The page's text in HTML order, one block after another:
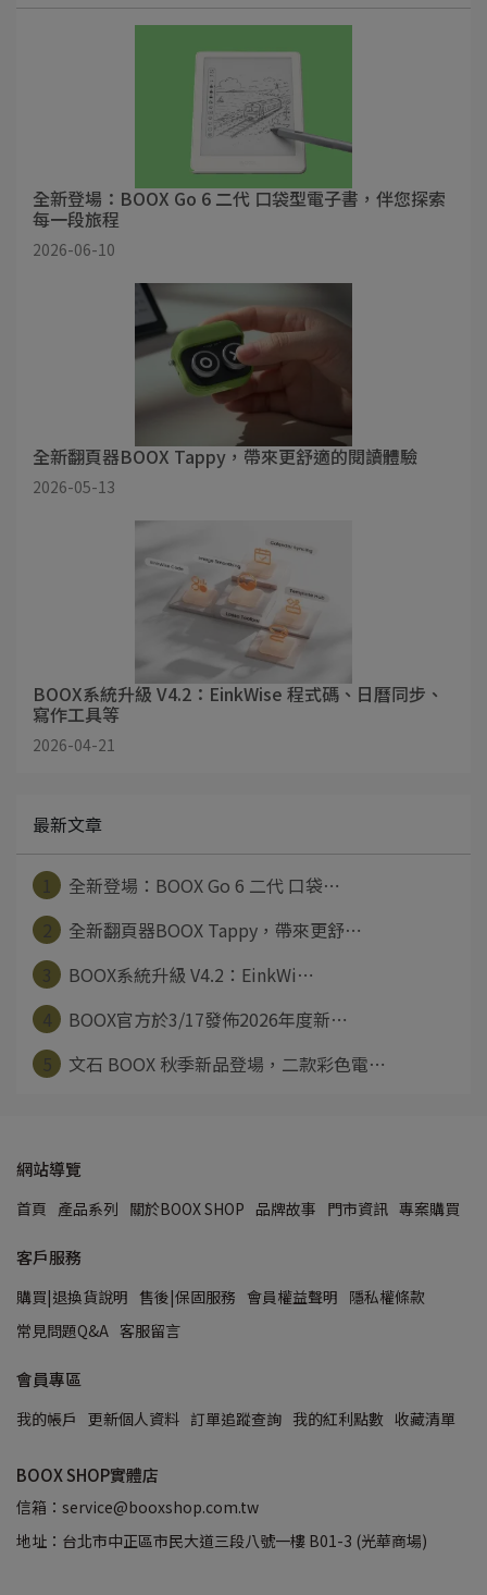
全新登場：BOOX Go 6 二代 口袋型電子書，伴您探索
每一段旅程
2026-06-10
全新翻頁器BOOX Tappy，帶來更舒適的閱讀體驗
2026-05-13
BOOX系統升級 V4.2：EinkWise 程式碼、日曆同步、
寫作工具等
2026-04-21
最新文章
全新登場：BOOX Go 6 二代 口袋⋯
全新翻頁器BOOX Tappy，帶來更舒⋯
BOOX系統升級 V4.2：EinkWi⋯
BOOX官方於3/17發佈2026年度新⋯
文石 BOOX 秋季新品登場，二款彩色電⋯
網站導覽
首頁 產品系列 關於BOOX SHOP 品牌故事 門市資訊 專案購買
客戶服務
購買|退換貨說明 售後|保固服務 會員權益聲明 隱私權條款
常見問題Q&A 客服留言
會員專區
我的帳戶 更新個人資料 訂單追蹤查詢 我的紅利點數 收藏清單
BOOX SHOP實體店
信箱：service@booxshop.com.tw
地址：台北市中正區市民大道三段八號一樓 B01-3 (光華商場)